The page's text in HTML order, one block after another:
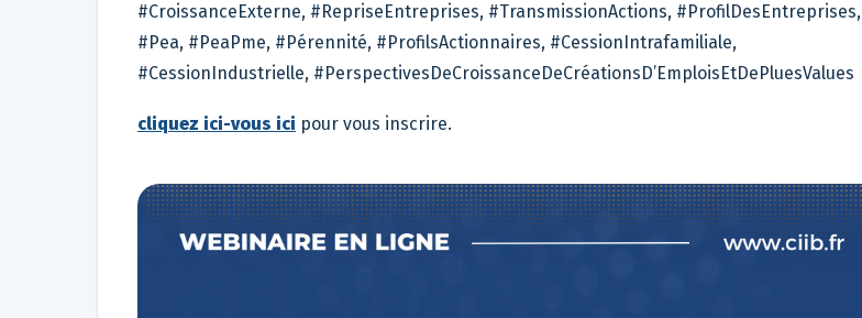
#CroissanceExterne, #RepriseEntreprises, #TransmissionActions, #ProfilDesEntreprises,
#Pea, #PeaPme, #Pérennité, #ProfilsActionnaires, #CessionIntrafamiliale,
#CessionIndustrielle, #PerspectivesDeCroissanceDeCréationsD’EmploisEtDePluesValues
cliquez ici-vous ici pour vous inscrire.